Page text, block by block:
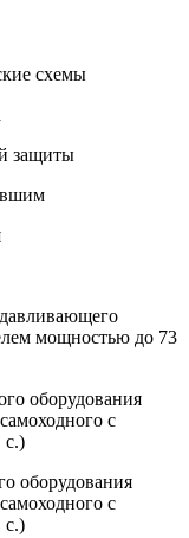
схемы
защиты
мощностью до 73
оборудования
с
с.)
оборудования
с
с.)